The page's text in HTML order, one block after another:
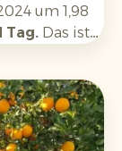
um 1,98
Tag. Das ist
Gramm pro